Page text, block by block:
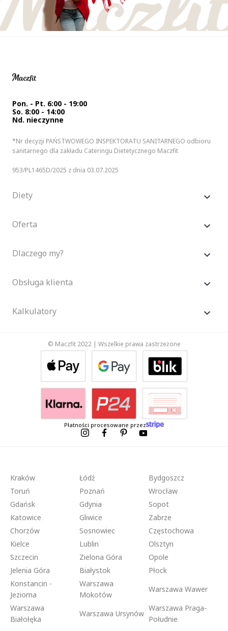
Pon. - Pt. 6:00 - 19:00
So. 8:00 - 14:00
Nd. nieczynne
*Nr decyzji PAŃSTWOWEGO INSPEKTORATU SANITARNEGO odbioru
sanitarnego dla zakładu Cateringu Dietetycznego Maczfit
953/PL1465D/2025 z dnia 03.07.2025
Diety
Oferta
Dlaczego my?
Obsługa klienta
Kalkulatory
© Maczfit 2022 | Wszelkie prawa zastrzeżone
Płatności procesowane przez
Kraków Łódź
Bydgoszcz
Toruń
Poznań
Wrocław
Gdańsk
Gdynia
Sopot
Katowice
Gliwice
Zabrze
Chorzów
Sosnowiec
Częstochowa
Kielce
Lublin
Olsztyn
Szczecin
Zielona Góra
Opole
Jelenia Góra
Białystok
Płock
Konstancin -
Jeziorna
Warszawa
Mokotów
Warszawa Wawer
Warszawa
Białołęka
Warszawa Ursynów
Warszawa Praga-
Południe